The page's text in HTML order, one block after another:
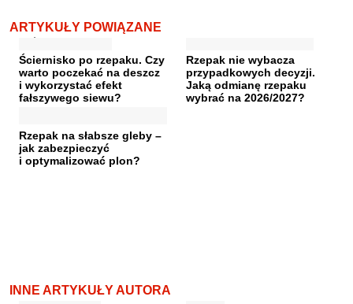
ARTYKUŁY POWIĄZANE
Ściernisko po rzepaku. Czy
warto poczekać na deszcz
i wykorzystać efekt
fałszywego siewu?
Rzepak nie wybacza
przypadkowych decyzji.
Jaką odmianę rzepaku
wybrać na 2026/2027?
Rzepak na słabsze gleby –
jak zabezpieczyć
i optymalizować plon?
INNE ARTYKUŁY AUTORA